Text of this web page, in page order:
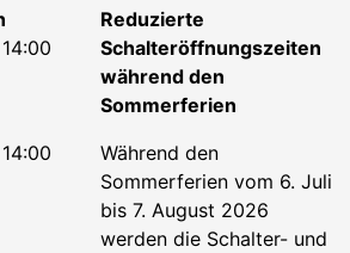
Reduzierte
Schalteröffnungszeiten
während den
Sommerferien
Während den
Sommerferien vom 6. Juli
bis 7. August 2026
werden die Schalter- und